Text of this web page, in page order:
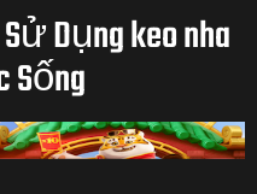
Dụng keo nha
Sống